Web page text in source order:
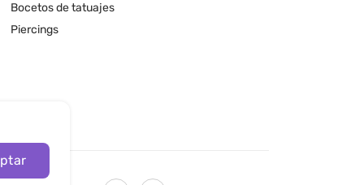
Bocetos de tatuajes
Piercings